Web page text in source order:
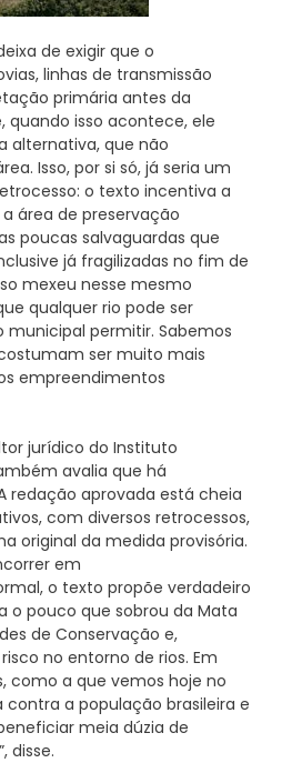
de exigir que o
linhas de transmissão
primária antes da
quando isso acontece, ele
alternativa, que não
Isso, por si só, já seria um
o texto incentiva a
área de preservação
poucas salvaguardas que
já fragilizadas no fim de
mexeu nesse mesmo
qualquer rio pode ser
municipal permitir. Sabemos
ser muito mais
empreendimentos
jurídico do Instituto
avalia que há
redação aprovada está cheia
com diversos retrocessos,
original da medida provisória.
em
o texto propõe verdadeiro
o pouco que sobrou da Mata
de Conservação e,
no entorno de rios. Em
como a que vemos hoje no
contra a população brasileira e
meia dúzia de
disse.